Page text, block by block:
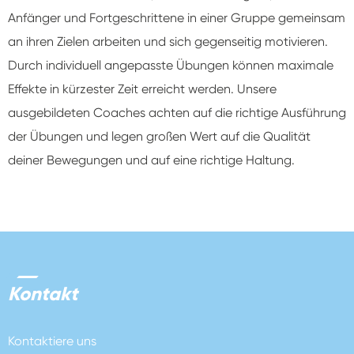
Anfänger und Fortgeschrittene in einer Gruppe gemeinsam
an ihren Zielen arbeiten und sich gegenseitig motivieren.
Durch individuell angepasste Übungen können maximale
Effekte in kürzester Zeit erreicht werden. Unsere
ausgebildeten Coaches achten auf die richtige Ausführung
der Übungen und legen großen Wert auf die Qualität
deiner Bewegungen und auf eine richtige Haltung.
Kontakt
Kontaktiere uns